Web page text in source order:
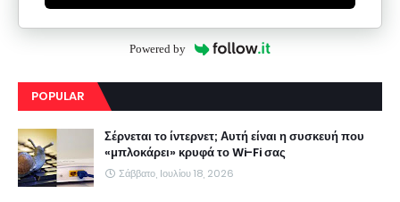
Powered by
POPULAR
Σέρνεται το ίντερνετ; Αυτή είναι η συσκευή που
«μπλοκάρει» κρυφά το Wi-Fi σας
Σάββατο, Ιουλίου 18, 2026